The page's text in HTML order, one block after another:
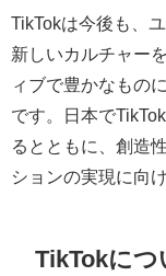
TikTokは今後も、
新しいカルチャー
ィブで豊かなもの
です。日本で
るとともに、創造
ションの実現に向
TikTokにつ